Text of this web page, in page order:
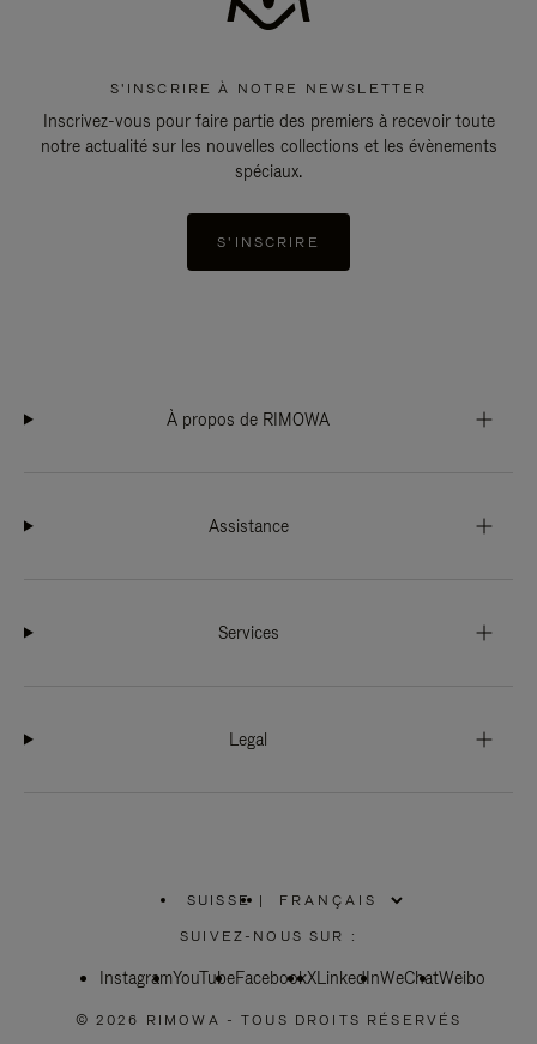
S'INSCRIRE À NOTRE NEWSLETTER
Inscrivez-vous pour faire partie des premiers à recevoir toute
notre actualité sur les nouvelles collections et les évènements
spéciaux.
S'INSCRIRE
À propos de RIMOWA
Assistance
Services
Legal
SUISSE
SÉLECTIONNEZ
VOTRE
|
SUIVEZ-NOUS SUR :
InstagramYouTubeFacebookXLinkedInWeChatWeibo
© 2026 RIMOWA - TOUS DROITS RÉSERVÉS